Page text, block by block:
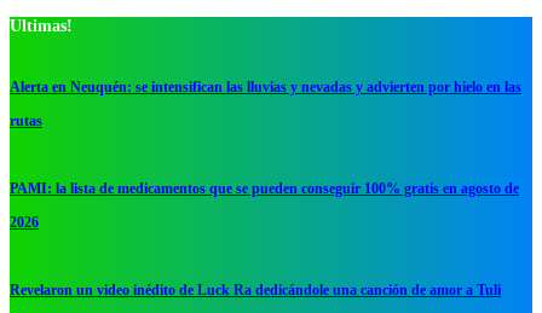
Ultimas!
Alerta en Neuquén: se intensifican las lluvias y nevadas y advierten por hielo en las
rutas
PAMI: la lista de medicamentos que se pueden conseguir 100% gratis en agosto de
2026
Revelaron un video inédito de Luck Ra dedicándole una canción de amor a Tuli